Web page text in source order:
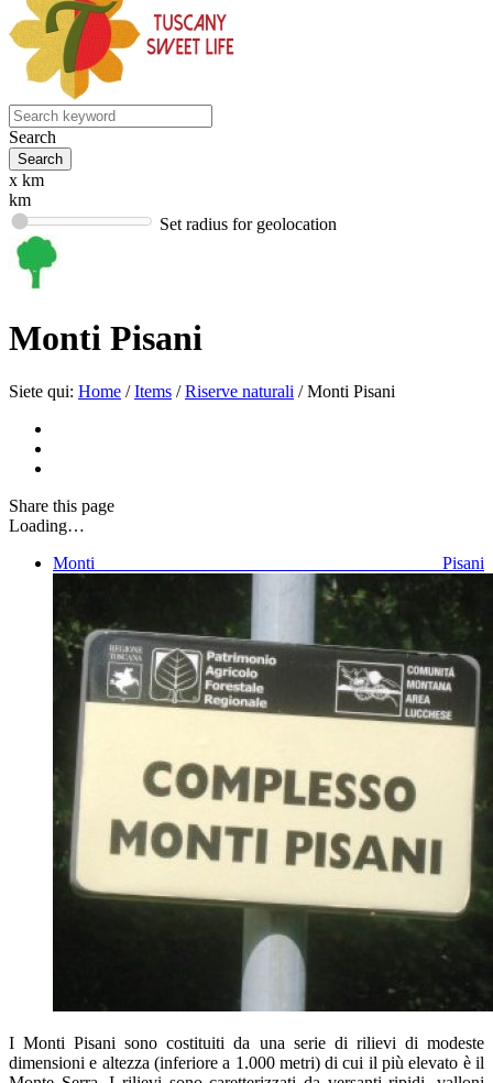
Search
x km
km
Set radius for geolocation
Monti Pisani
Siete qui: Home / Items / Riserve naturali / Monti Pisani
Share this page
Loading…
Monti Pisani
I Monti Pisani sono costituiti da una serie di rilievi di modeste
dimensioni e altezza (inferiore a 1.000 metri) di cui il più elevato è il